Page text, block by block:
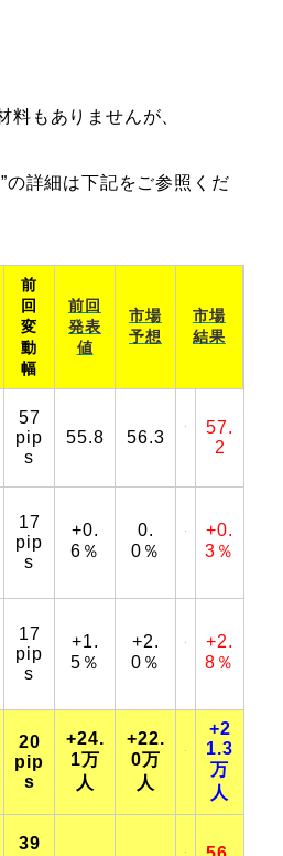
料もありませんが、
の詳細は下記をご参照くだ
前
回
変
動
幅
前回
発表
値
市場
予想
市場
結果
57
pip
s
55.8 56.3
57.
2
17
pip
s
+0.
6％
0.
0％
+0.
3％
17
pip
s
+1.
5％
+2.
0％
+2.
8％
20
pip
s
+24.
1万
人
+22.
0万
人
+2
1.3
万
人
39